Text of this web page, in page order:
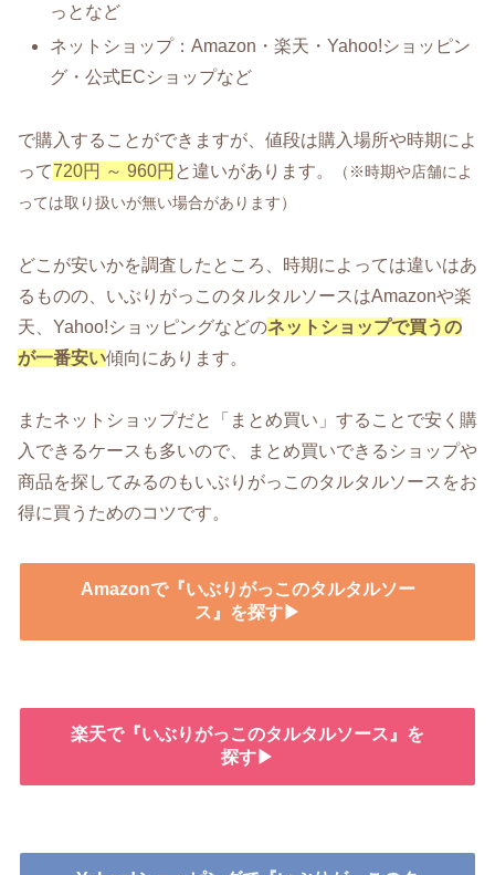
っとなど
ネットショップ：Amazon・楽天・Yahoo!ショッピン
グ・公式ECショップなど
で購入することができますが、値段は購入場所や時期によ
って720円 ～ 960円 と違いがあります。
（※時期や店舗によ
っては取り扱いが無い場合があります）
どこが安いかを調査したところ、時期によっては違いはあ
るものの、いぶりがっこのタルタルソースはAmazonや楽
天、Yahoo!ショッピングなどのネットショップで買うの
が一番安い傾向にあります。
またネットショップだと「まとめ買い」することで安く購
入できるケースも多いので、まとめ買いできるショップや
商品を探してみるのもいぶりがっこのタルタルソースをお
得に買うためのコツです。
Amazonで『いぶりがっこのタルタルソー
ス』を探す▶
楽天で『いぶりがっこのタルタルソース』を
探す▶